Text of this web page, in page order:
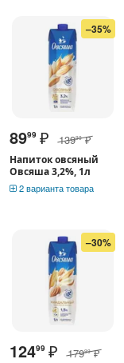
–35%
8999 ₽ 13999 ₽
Напиток овсяный
Овсяша 3,2%, 1л
2 варианта товара
–30%
12499 ₽ 17999 ₽